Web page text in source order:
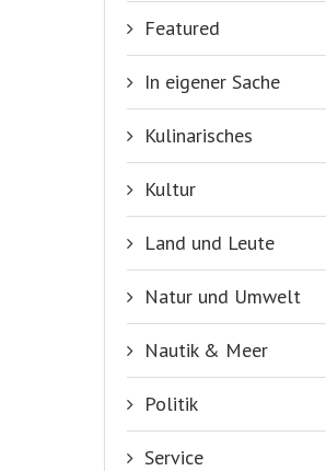
Featured
In eigener Sache
Kulinarisches
Kultur
Land und Leute
Natur und Umwelt
Nautik & Meer
Politik
Service